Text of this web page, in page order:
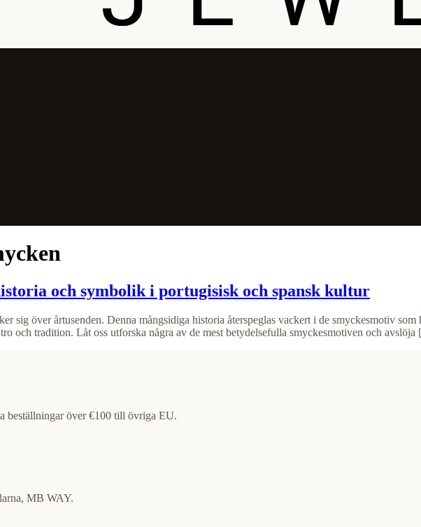
och symbolik i portugisisk och spansk kultur
sig över årtusenden. Denna mångsidiga historia återspeglas vackert i de smyckesmotiv
och tradition. Låt oss utforska några av de mest betydelsefulla smyckesmotiven och avslöja
beställningar över €100 till övriga EU.
MB WAY.